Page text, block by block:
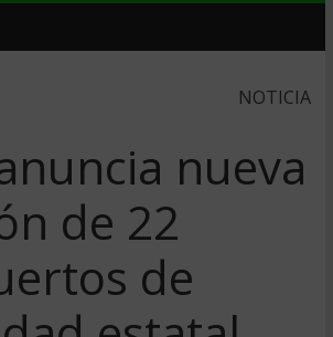
NOTICIA
nueva
de 22
de